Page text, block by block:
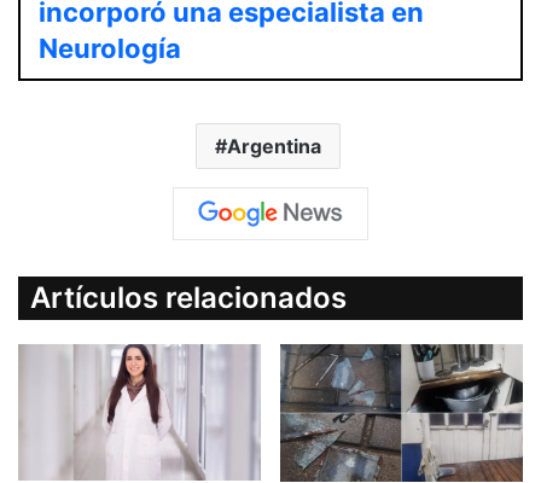
incorporó una especialista en
Neurología
Argentina
Artículos relacionados